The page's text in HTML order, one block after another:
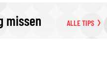
missen ALLE TIPS